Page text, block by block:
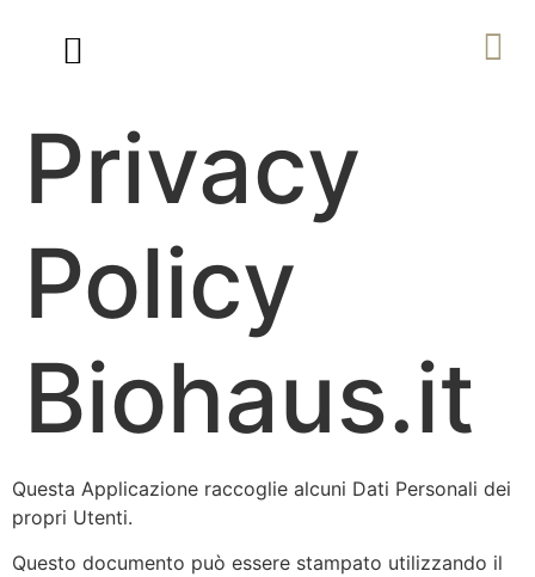
Privacy
Policy
Biohaus.it
Questa Applicazione raccoglie alcuni Dati Personali dei
propri Utenti.
Questo documento può essere stampato utilizzando il